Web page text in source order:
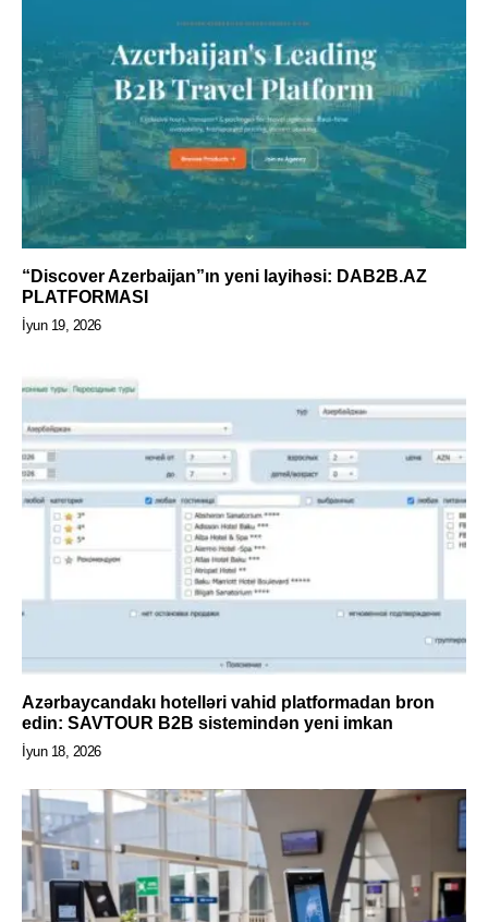
“Discover Azerbaijan”ın yeni layihəsi: DAB2B.AZ
PLATFORMASI
İyun 19, 2026
Azərbaycandakı hotelləri vahid platformadan bron
edin: SAVTOUR B2B sistemindən yeni imkan
İyun 18, 2026